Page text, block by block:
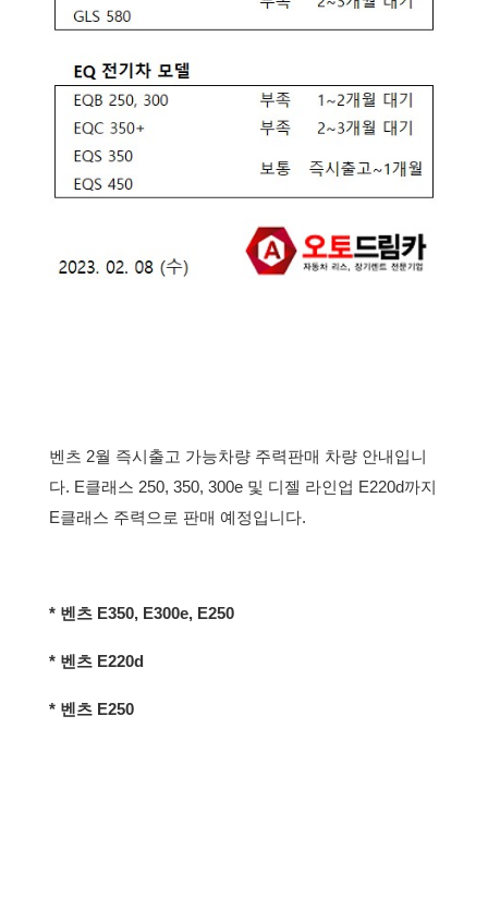
벤츠 2월 즉시출고 가능차량 주력판매 차량 안내입니
다. E클래스 250, 350, 300e 및 디젤 라인업 E220d까지
E클래스 주력으로 판매 예정입니다.
* 벤츠 E350, E300e, E250
* 벤츠 E220d
* 벤츠 E250